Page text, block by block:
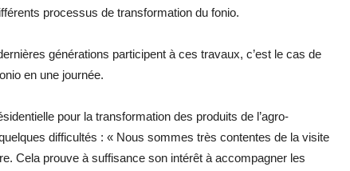
processus de transformation du fonio.
générations participent à ces travaux, c’est le cas de
en une journée.
pour la transformation des produits de l’agro-
difficultés : « Nous sommes très contentes de la visite
Cela prouve à suffisance son intérêt à accompagner les